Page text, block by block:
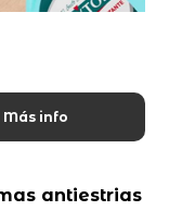
Más info
antiestrias